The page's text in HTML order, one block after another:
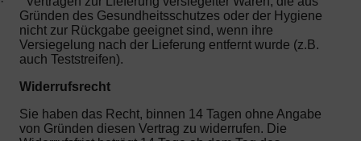
Gründen des Gesundheitsschutzes oder der Hygiene
nicht zur Rückgabe geeignet sind, wenn ihre
Versiegelung nach der Lieferung entfernt wurde (z.B.
auch Teststreifen).
Widerrufsrecht
Sie haben das Recht, binnen 14 Tagen ohne Angabe
von Gründen diesen Vertrag zu widerrufen. Die